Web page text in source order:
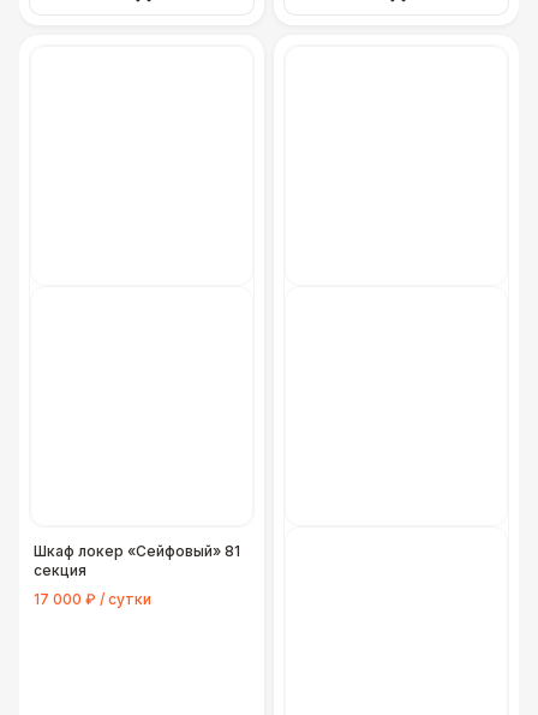
Шкаф локер «Сейфовый» 81
секция
17 000 ₽ / сутки